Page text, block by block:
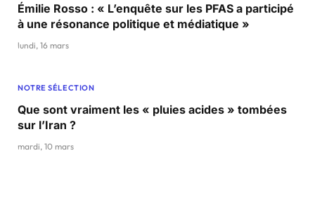
Émilie Rosso : « L’enquête sur les PFAS a participé
à une résonance politique et médiatique »
lundi, 16 mars
NOTRE SÉLECTION
Que sont vraiment les « pluies acides » tombées
sur l’Iran ?
mardi, 10 mars